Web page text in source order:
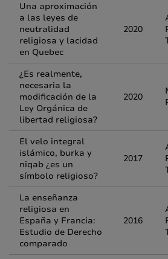
Una aproximación
a las leyes de
neutralidad
religiosa y lacidad
en Quebec
2020
¿Es realmente,
necesaria la
modificación de la
Ley Orgánica de
libertad religiosa?
2020
El velo integral
islámico, burka y
niqab ¿es un
símbolo religioso?
2017
La enseñanza
religiosa en
España y Francia:
Estudio de Derecho
comparado
2016